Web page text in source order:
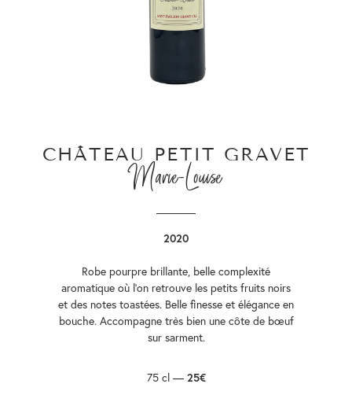
CHÂTEAU PETIT GRAVET
Marie-Louise
2020
Robe pourpre brillante, belle complexité
aromatique où l’on retrouve les petits fruits noirs
et des notes toastées. Belle finesse et élégance en
bouche. Accompagne très bien une côte de bœuf
sur sarment.
75 cl — 25€